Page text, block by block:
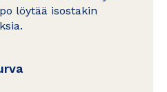
löytää isostakin